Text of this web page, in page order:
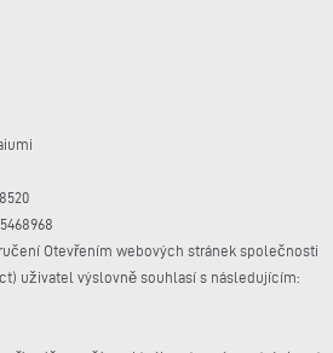
Otevřením webových stránek společnosti
uživatel výslovně souhlasí s následujícím: